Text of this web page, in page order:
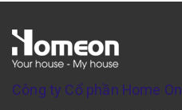
Công ty Cổ phần Home On